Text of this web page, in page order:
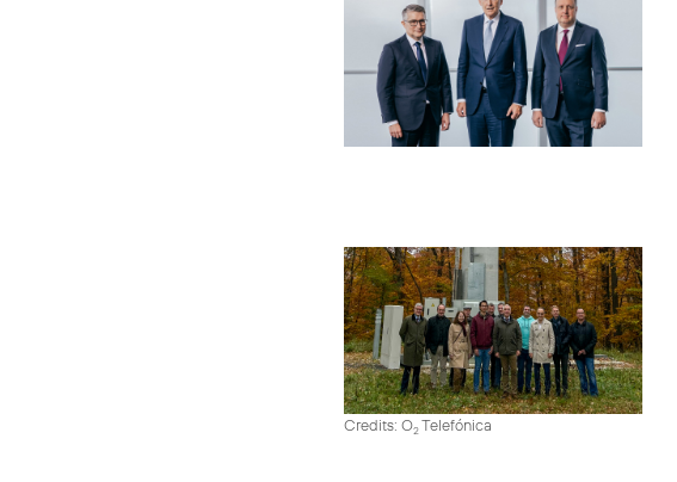
Credits: O2Telefónica